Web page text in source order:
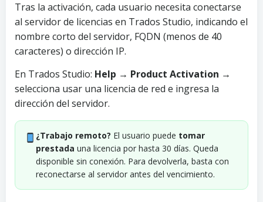
Tras la activación, cada usuario necesita conectarse
al servidor de licencias en Trados Studio, indicando el
nombre corto del servidor, FQDN (menos de 40
caracteres) o dirección IP.
En Trados Studio: Help → Product Activation →
selecciona usar una licencia de red e ingresa la
dirección del servidor.
¿Trabajo remoto? El usuario puede tomar
prestada una licencia por hasta 30 días. Queda
disponible sin conexión. Para devolverla, basta con
reconectarse al servidor antes del vencimiento.